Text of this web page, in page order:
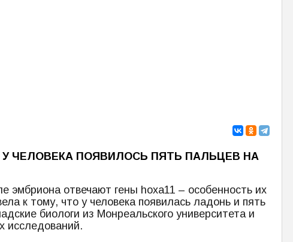
ЧЕЛОВЕКА ПОЯВИЛОСЬ ПЯТЬ ПАЛЬЦЕВ НА
эмбриона отвечают гены hoxa11 – особенность их
к тому, что у человека появилась ладонь и пять
биологи из Монреальского университета и
исследований.